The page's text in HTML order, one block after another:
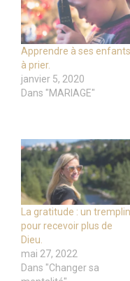
Apprendre à ses enfants
à prier.
janvier 5, 2020
Dans "MARIAGE"
La gratitude : un tremplin
pour recevoir plus de
Dieu.
mai 27, 2022
Dans "Changer sa